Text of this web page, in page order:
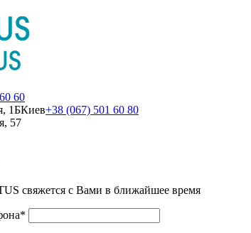
60
1БКиев+38 (067) 501 60 80
57
свяжется с Вами в ближайшее время